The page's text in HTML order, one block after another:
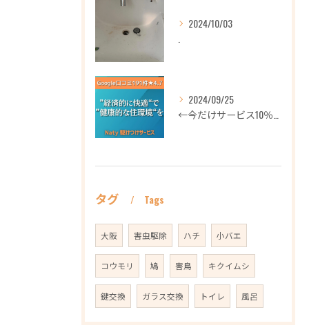
2024/10/03
2024/09/25
タグ Tags
大阪 害虫駆除 ハチ 小バエ
コウモリ 鳩 害鳥 キクイムシ
鍵交換 ガラス交換 トイレ 風呂